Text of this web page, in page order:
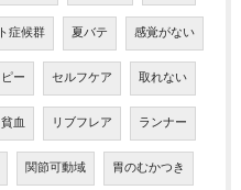
症候群 夏バテ 感覚がない
ー セルフケア 取れない
貧血 リブフレア ランナー
関節可動域 胃のむかつき